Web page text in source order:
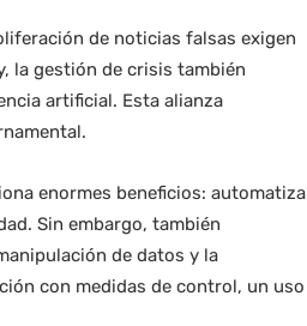
de noticias falsas exigen
la gestión de crisis también
artificial. Esta alianza
enormes beneficios: automatiza
Sin embargo, también
de datos y la
con medidas de control, un uso